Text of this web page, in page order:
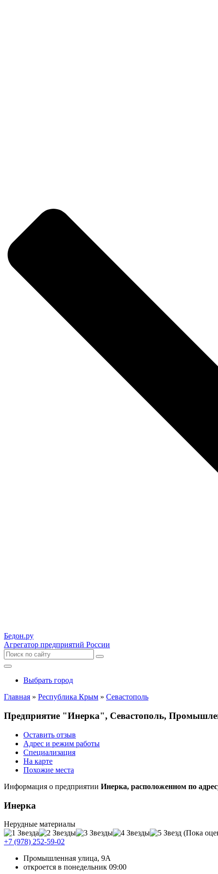
Бедон.ру
Агрегатор предприятий России
Выбрать город
Главная » Республика Крым » Севастополь
Предприятие "Инерка", Севастополь,
Оставить отзыв
Адрес и режим работы
Специализация
На карте
Похожие места
Информация о предприятии Инерка, расположенном по
Инерка
Нерудные материалы
(Пока
+7 (978) 252-59-02
Промышленная улица, 9А
откроется в понедельник 09:00